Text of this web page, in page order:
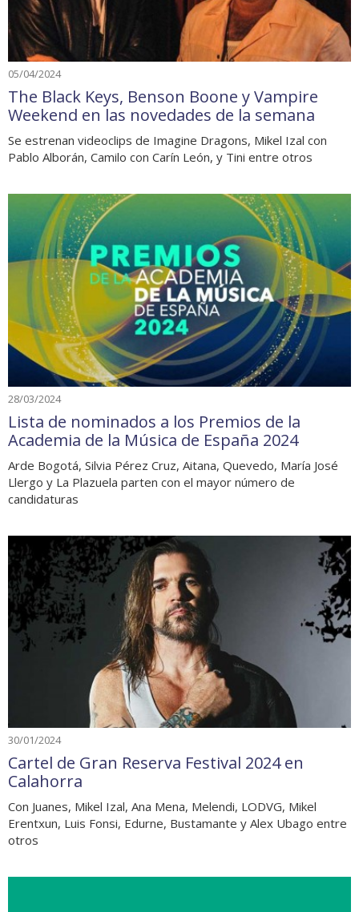
05/04/2024
The Black Keys, Benson Boone y Vampire
Weekend en las novedades de la semana
Se estrenan videoclips de Imagine Dragons, Mikel Izal con
Pablo Alborán, Camilo con Carín León, y Tini entre otros
28/03/2024
Lista de nominados a los Premios de la
Academia de la Música de España 2024
Arde Bogotá, Silvia Pérez Cruz, Aitana, Quevedo, María José
Llergo y La Plazuela parten con el mayor número de
candidaturas
30/01/2024
Cartel de Gran Reserva Festival 2024 en
Calahorra
Con Juanes, Mikel Izal, Ana Mena, Melendi, LODVG, Mikel
Erentxun, Luis Fonsi, Edurne, Bustamante y Alex Ubago entre
otros